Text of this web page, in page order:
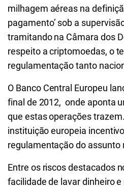
milhagem aéreas na
pagamento’ sob a
tramitando na Câmara dos
respeito a criptomoedas, o
regulamentação tanto
O Banco Central Europeu
final de 2012, onde aponta
que estas operações
instituição europeia
regulamentação do assunto
Entre os riscos destacados
facilidade de lavar dinheiro